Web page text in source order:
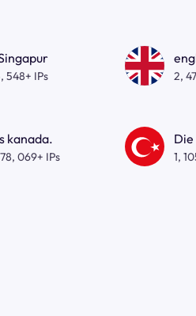
548+ IPs 2,
kanada.
069+ IPs 1,